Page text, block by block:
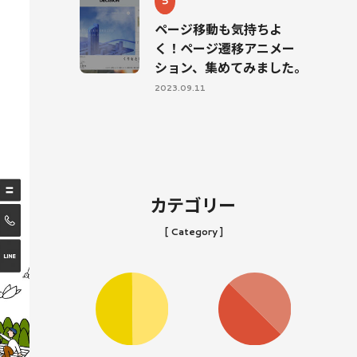
ページ移動も気持ちよ
く！ページ遷移アニメー
ション、集めてみました。
2023.09.11
カテゴリー
[ Category ]